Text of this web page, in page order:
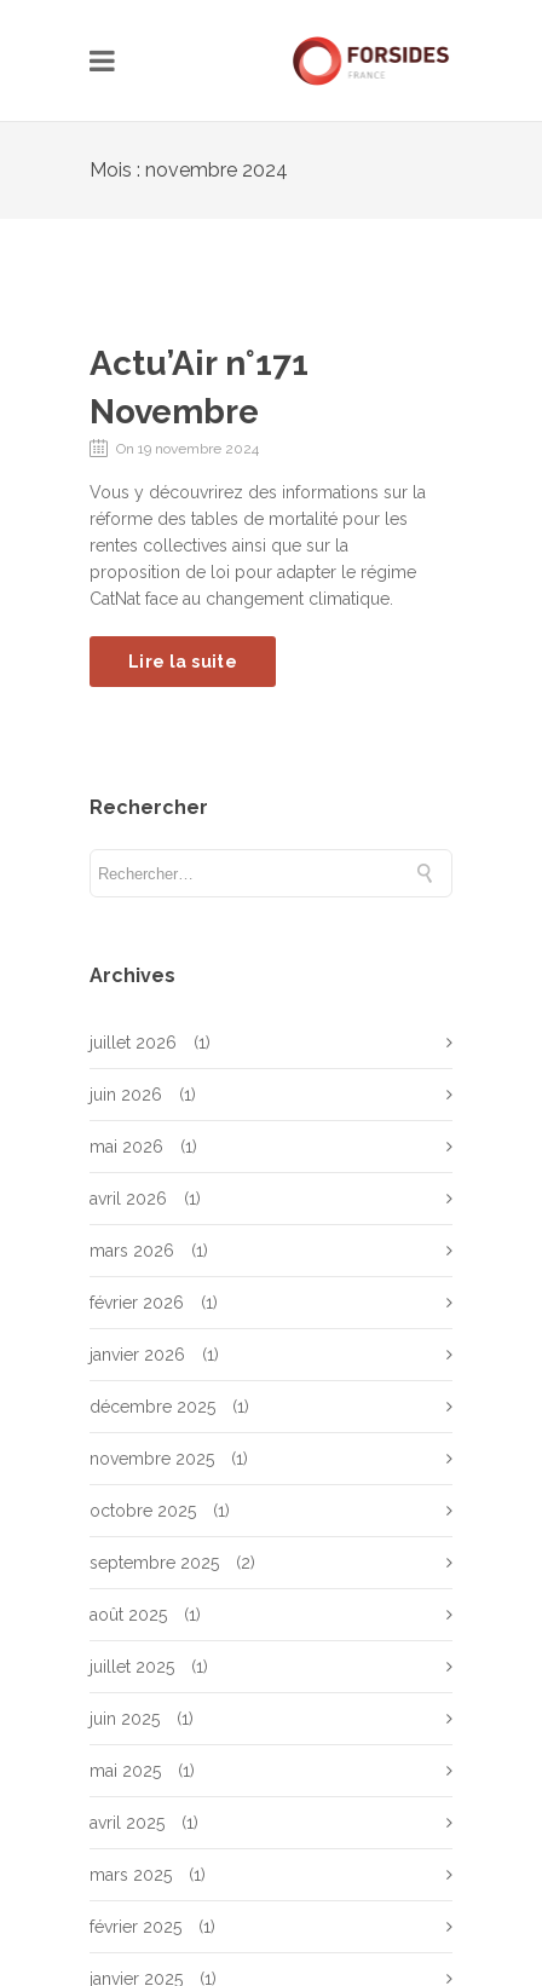
Mois : novembre 2024
Actu’Air n°171
Novembre
On 19 novembre 2024
Vous y découvrirez des informations sur la
réforme des tables de mortalité pour les
rentes collectives ainsi que sur la
proposition de loi pour adapter le régime
CatNat face au changement climatique.
Lire la suite
Rechercher
Archives
juillet 2026 (1)
juin 2026 (1)
mai 2026 (1)
avril 2026 (1)
mars 2026 (1)
février 2026 (1)
janvier 2026 (1)
décembre 2025 (1)
novembre 2025 (1)
octobre 2025 (1)
septembre 2025 (2)
août 2025 (1)
juillet 2025 (1)
juin 2025 (1)
mai 2025 (1)
avril 2025 (1)
mars 2025 (1)
février 2025 (1)
janvier 2025 (1)